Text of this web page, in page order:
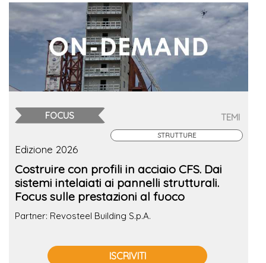
FOCUS TEMI
STRUTTURE
Edizione 2026
Costruire con profili in acciaio CFS. Dai
sistemi intelaiati ai pannelli strutturali.
Focus sulle prestazioni al fuoco
Partner: Revosteel Building S.p.A.
ISCRIVITI